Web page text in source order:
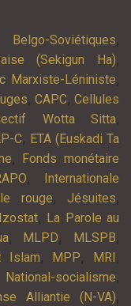
Soviétiques,
(Sekigun Ha),
Marxiste-Léniniste,
, CAPC,Cellules
Wotta Sitta,
C, ETA (Euskadi Ta
,
Fonds monétaire
,
Internationale
rouge, Jésuites,
, La Parole au
, MLPD, MLSPB,
Islam, MPP, MRI ,
National-socialisme,
Alliantie (N-VA),